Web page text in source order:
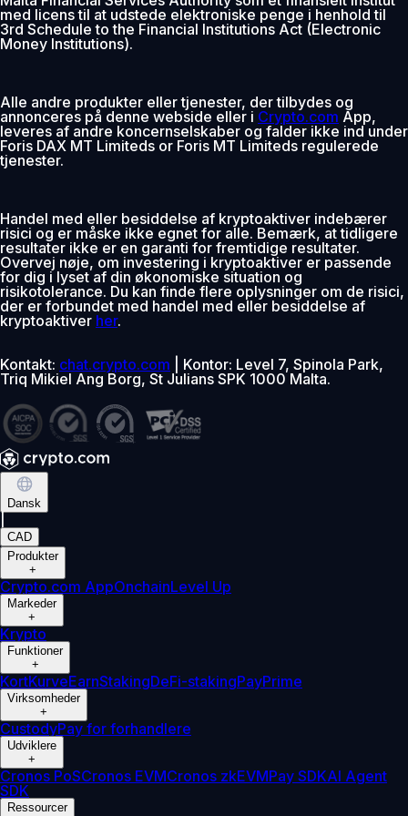
med licens til at udstede elektroniske penge i henhold til
3rd Schedule to the Financial Institutions Act (Electronic
Money Institutions).
Alle andre produkter eller tjenester, der tilbydes og
annonceres på denne webside eller i Crypto.com App,
leveres af andre koncernselskaber og falder ikke ind under
Foris DAX MT Limiteds or Foris MT Limiteds regulerede
tjenester.
Handel med eller besiddelse af kryptoaktiver indebærer
risici og er måske ikke egnet for alle. Bemærk, at tidligere
resultater ikke er en garanti for fremtidige resultater.
Overvej nøje, om investering i kryptoaktiver er passende
for dig i lyset af din økonomiske situation og
risikotolerance. Du kan finde flere oplysninger om de risici,
der er forbundet med handel med eller besiddelse af
kryptoaktiver her.
Kontakt: chat.crypto.com | Kontor: Level 7, Spinola Park,
Triq Mikiel Ang Borg, St Julians SPK 1000 Malta.
Dansk
CAD
Produkter
+
Crypto.com AppOnchainLevel Up
Markeder
+
Krypto
Funktioner
+
KortKurveEarnStakingDeFi-stakingPayPrime
Virksomheder
+
CustodyPay for forhandlere
Udviklere
+
Cronos PoSCronos EVMCronos zkEVMPay SDKAI Agent
SDK
Ressourcer